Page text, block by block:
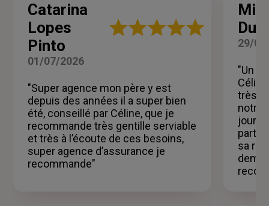
Catarina
Lopes
Pinto
Note
étoiles
01/07/2026
"Super agence mon père y est
depuis des années il a super bien
été, conseillé par Céline, que je
recommande très gentille serviable
et très à l’écoute de ces besoins,
super agence d’assurance je
recommande"
29/
"Un
très
notre
jour .
sa